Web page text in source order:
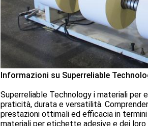
Informazioni su Superreliable
Superreliable Technology i materiali per
praticità, durata e versatilità.
prestazioni ottimali ed efficacia in
materiali per etichette adesive e dei loro